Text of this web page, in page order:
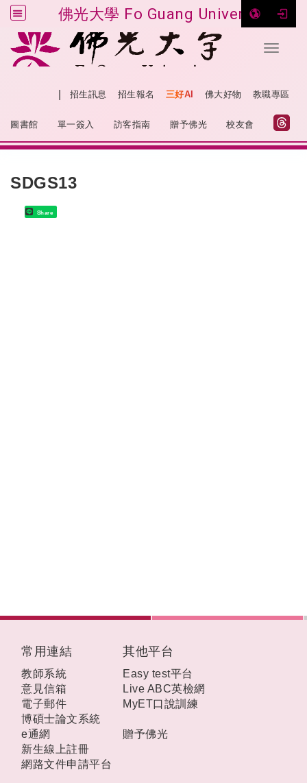
佛光大學 Fo Guang University
Toggle
跳到主要內容
招生訊息 招生報名 三好AI 佛大好物 教職專區
圖書館 單一簽入 訪客指南 贈予佛光 校友會
SDGS13
Share
常用連結
教師系統
意見信箱
電子郵件
博碩士論文系統
e通網
新生線上註冊
網路文件申請平台
其他平台
Easy test平台
Live ABC英檢網
MyET口說訓練
贈予佛光